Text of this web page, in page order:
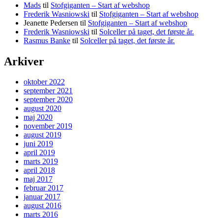
Mads til Stofgiganten – Start af webshop
Frederik Wasniowski til Stofgiganten – Start af webshop
Jeanette Pedersen til Stofgiganten – Start af webshop
Frederik Wasniowski til Solceller på taget, det første år.
Rasmus Banke til Solceller på taget, det første år.
Arkiver
oktober 2022
september 2021
september 2020
august 2020
maj 2020
november 2019
august 2019
juni 2019
april 2019
marts 2019
april 2018
maj 2017
februar 2017
januar 2017
august 2016
marts 2016